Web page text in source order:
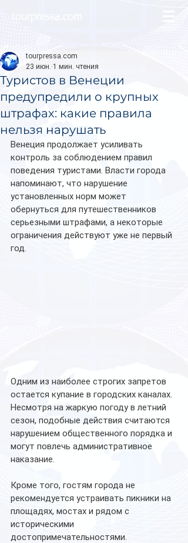
Туристов в Венеции
предупредили о крупных
штрафах: какие правила
нельзя нарушать
tourpressa.com
23 июн. 1 мин. чтения
Венеция продолжает усиливать
контроль за соблюдением правил
поведения туристами. Власти города
напоминают, что нарушение
установленных норм может
обернуться для путешественников
серьезными штрафами, а некоторые
ограничения действуют уже не первый
год.
Одним из наиболее строгих запретов
остается купание в городских каналах.
Несмотря на жаркую погоду в летний
сезон, подобные действия считаются
нарушением общественного порядка и
могут повлечь административное
наказание.
Кроме того, гостям города не
рекомендуется устраивать пикники на
площадях, мостах и рядом с
историческими
достопримечательностями.